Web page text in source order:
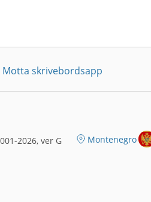
Motta skrivebordsapp
2026, ver G Montenegro